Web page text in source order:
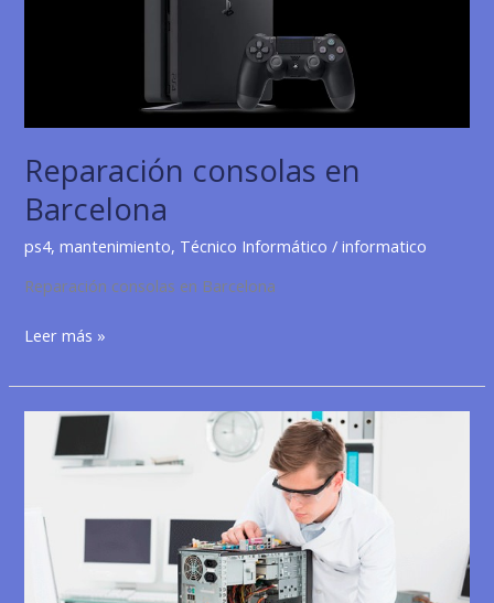
Reparación consolas en
Barcelona
ps4,mantenimiento, Técnico Informático /informatico
Reparación consolas en Barcelona
Reparación
en
Barcelona
Leer más »